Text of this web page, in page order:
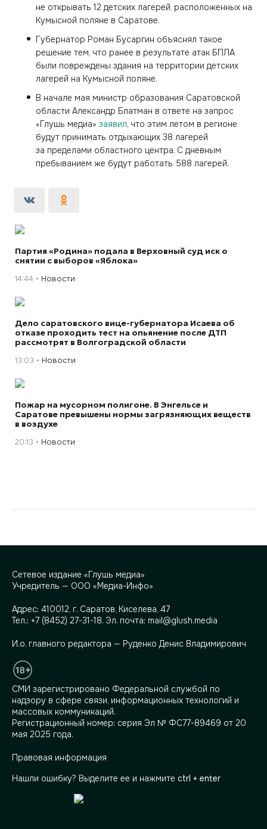
не открывать 12 детских лагерей, расположенных на
Кумысной поляне в Саратове.
Губернатор Роман Бусаргин объяснял такое
решение тем, что ранее в результате атак БПЛА
были повреждены здания на территории детских
лагерей на Кумысной поляне.
В начале мая министр образования Саратовской
области Александр Блатман в ответе на запрос
«Глушь медиа» заявил , что этим летом в регионе
будут принимать отдыхающих 38 лагерей
за пределами областного центра. С дневным
пребыванием же будут работать 588 лагерей.
Партия «Родина» подала в Верховный суд иск о
снятии с выборов «Яблока»
14:44 Новости
Дело саратовского вице-губернатора Исаева об
отказе проходить тест на опьянение после ДТП
рассмотрят в Волгоградской области
13:03 Новости
Пожар на мусорном полигоне. В Энгельсе и
Саратове превышены нормы загрязняющих веществ
в воздухе
20:13 Новости
Сетевое издание «Глушь медиа»
Учредитель — ООО «Медиа-Инфо»
Адрес: 410012, г. Саратов, Киселева, 47
Тел.: +7 (8452) 27-31-18. Эл. почта: mail@glush.media
И.о. главного редактора — Руденко Денис Владимирович
СМИ зарегистрировано Федеральной службой по
надзору в сфере связи, информационных технологий и
массовых коммуникаций.
Регистрационный номер: серия Эл № ФС77-89469 от 20
мая 2025 года.
Правовая информация
Нашли ошибку? Выделите ее и нажмите ctrl + enter